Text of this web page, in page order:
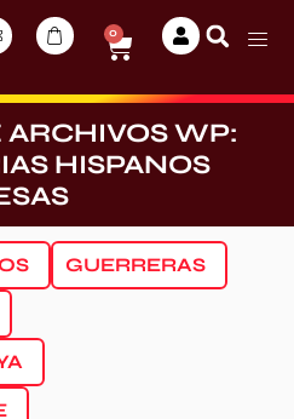
0
ARCHIVOS WP:
HISPANOS
GUERRERAS